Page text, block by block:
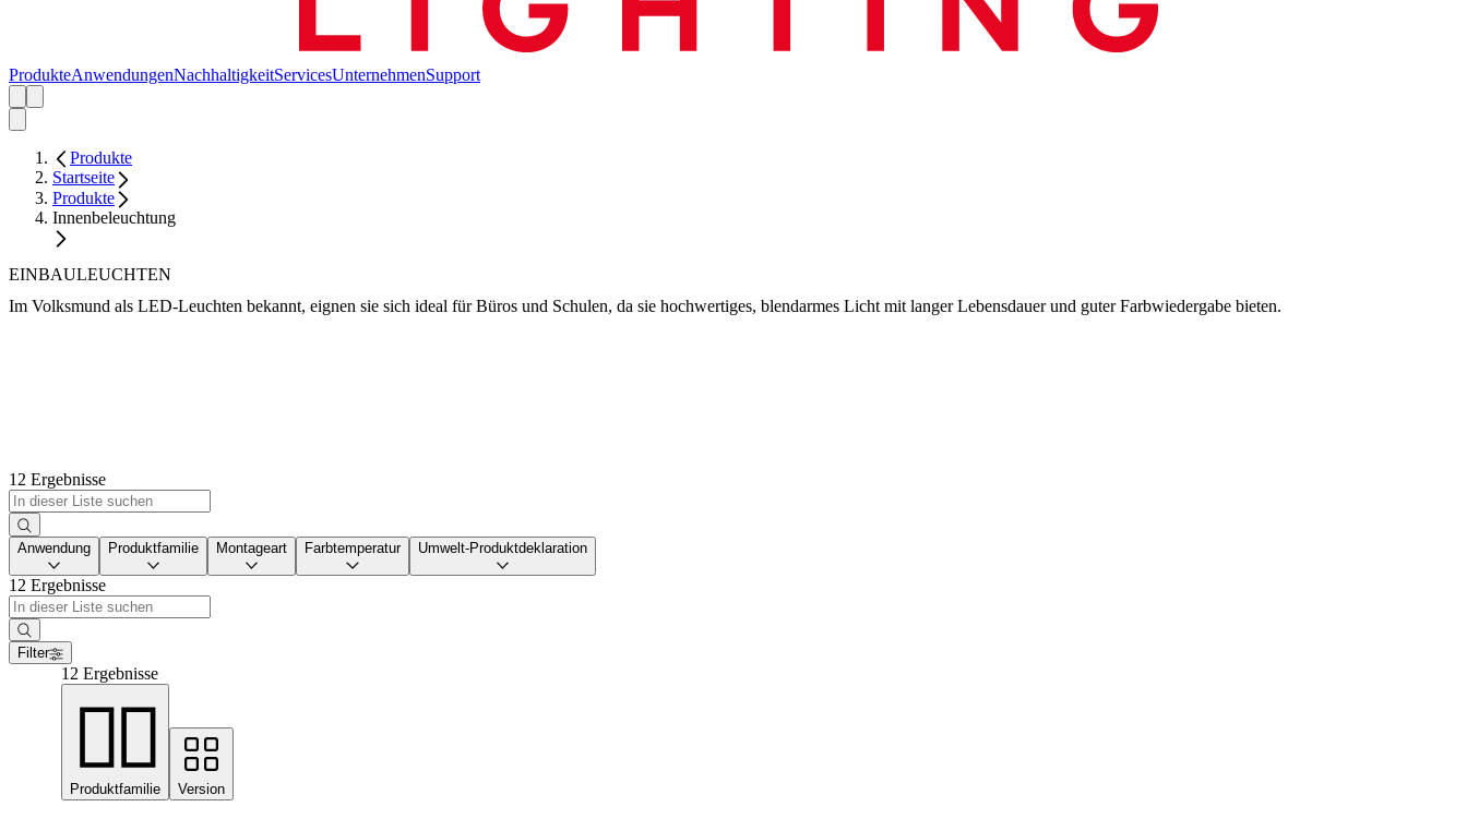
ProdukteAnwendungenNachhaltigkeitServicesUnternehmenSupport
Produkte
Startseite
Produkte
Innenbeleuchtung
EINBAULEUCHTEN
Im Volksmund als LED-Leuchten bekannt, eignen sie sich ideal für Büros und Schulen, da sie hochwertiges, blendarmes Licht mit langer Lebensdauer und guter Farbwiedergabe bieten.
12 Ergebnisse
Anwendung Produktfamilie Montageart Farbtemperatur Umwelt-Produktdeklaration
12 Ergebnisse
Filter
12 Ergebnisse
Produktfamilie Version